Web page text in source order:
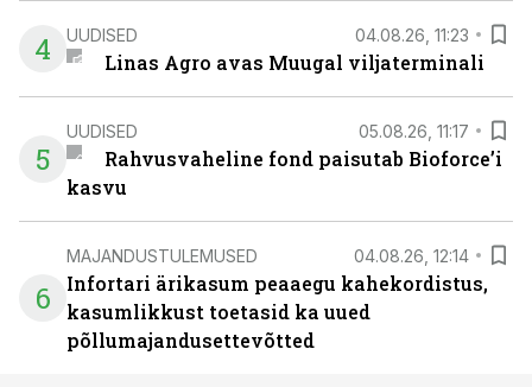
4 UUDISED 04.08.26, 11:23
Linas Agro avas Muugal viljaterminali
5
UUDISED 05.08.26, 11:17
Rahvusvaheline fond paisutab Bioforce’i
kasvu
6
MAJANDUSTULEMUSED 04.08.26, 12:14
Infortari ärikasum peaaegu kahekordistus,
kasumlikkust toetasid ka uued
põllumajandusettevõtted